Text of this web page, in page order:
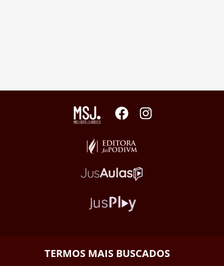
TERMOS MAIS BUSCADOS